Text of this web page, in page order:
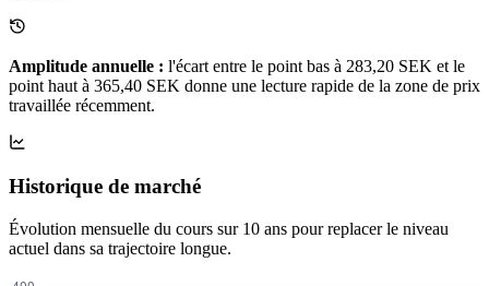
Amplitude annuelle : l'écart entre le point bas à 283,20 SEK et le
point haut à 365,40 SEK donne une lecture rapide de la zone de prix
travaillée récemment.
Historique de marché
Évolution mensuelle du cours sur 10 ans pour replacer le niveau
actuel dans sa trajectoire longue.